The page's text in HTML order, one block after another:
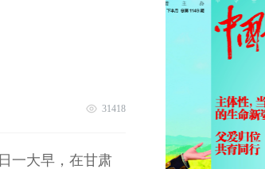
31418
一大早，在甘肃